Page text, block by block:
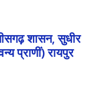
शासन, सुधीर
प्राणीं) रायपुर